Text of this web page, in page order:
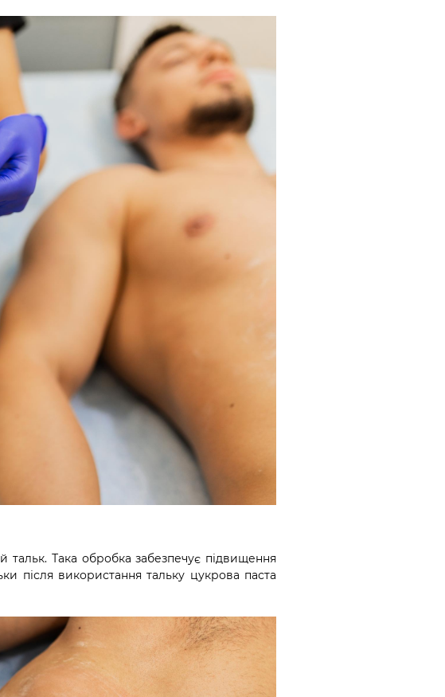
Така обробка забезпечує підвищення
після використання тальку цукрова паста